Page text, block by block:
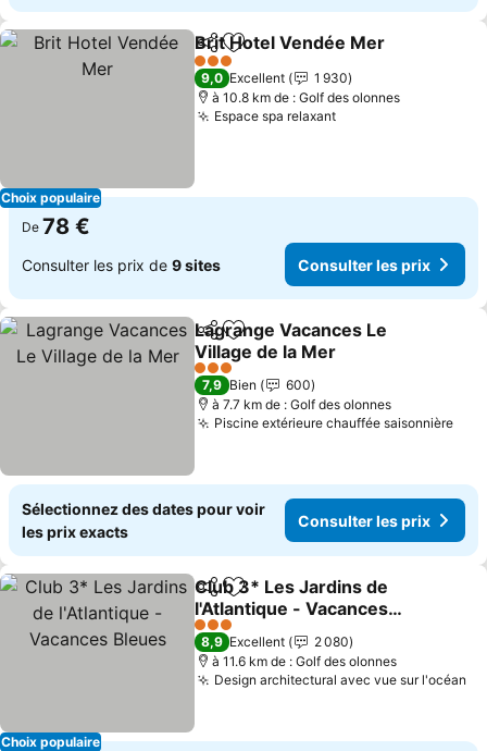
Choix populaire
PartagerAjouter à mes favoris
Brit Hotel Vendée Mer
3 Étoiles
9,0 Excellent
1 930
à 10.8 km de : Golf des olonnes
Espace spa relaxant
De 78 €
Consulter les prix de 9 sites Consulter les prix
PartagerAjouter à mes favoris
Lagrange Vacances Le
Village de la Mer
3 Étoiles
7,9 Bien
600
à 7.7 km de : Golf des olonnes
Piscine extérieure chauffée saisonnière
Sélectionnez des dates pour voir
les prix exacts
Consulter les prix
Choix populaire
PartagerAjouter à mes favoris
Club 3* Les Jardins de
l'Atlantique - Vacances
Bleues
3 Étoiles
8,9 Excellent
2 080
à 11.6 km de : Golf des olonnes
Design architectural avec vue sur l'océan